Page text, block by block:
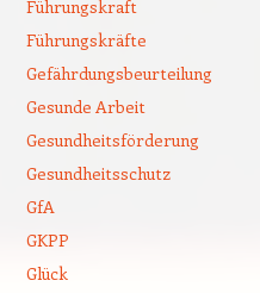
Führungskraft
Führungskräfte
Gefährdungsbeurteilung
Gesunde Arbeit
Gesundheitsförderung
Gesundheitsschutz
GfA
GKPP
Glück